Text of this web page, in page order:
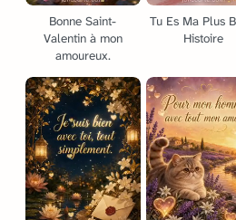
Bonne Saint-
Valentin à mon
amoureux.
Tu Es Ma Plus
Histoire